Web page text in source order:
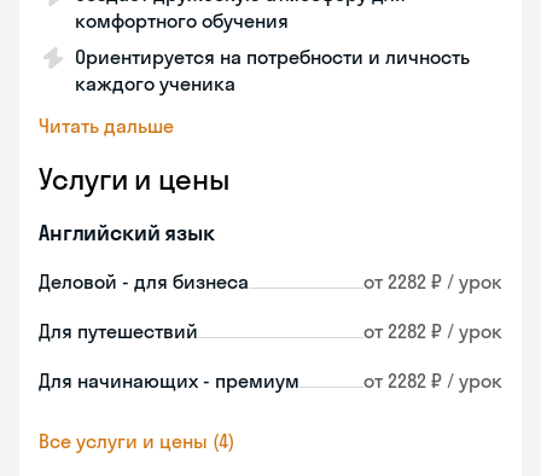
комфортного обучения
Ориентируется на потребности и личность
каждого ученика
Читать дальше
Услуги и цены
Английский язык
Деловой - для бизнеса от 2282 ₽ / урок
Для путешествий от 2282 ₽ / урок
Для начинающих - премиум от 2282 ₽ / урок
Все услуги и цены (4)